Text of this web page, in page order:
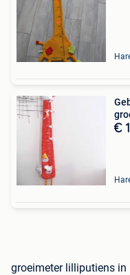
€
groeimeter lilliputiens in